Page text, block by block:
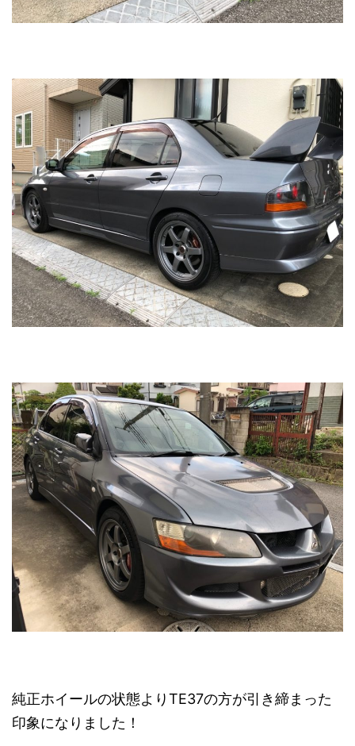
純正ホイールの状態よりTE37の方が引き締まった
印象になりました！